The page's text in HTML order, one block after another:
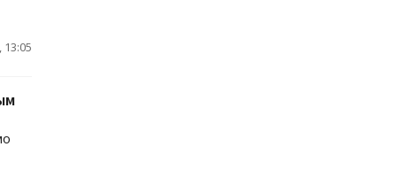
13:05